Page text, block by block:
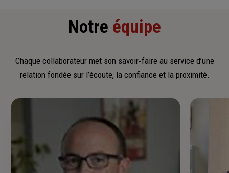
Notre équipe
Chaque collaborateur met son savoir‑faire au service d’une
relation fondée sur l’écoute, la confiance et la proximité.